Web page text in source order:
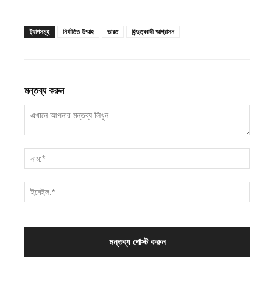
ট্যাগসমূহ নির্যাতিত উম্মাহ ভারত হিন্দুত্ববাদী আগ্রাসন
মন্তব্য করুন